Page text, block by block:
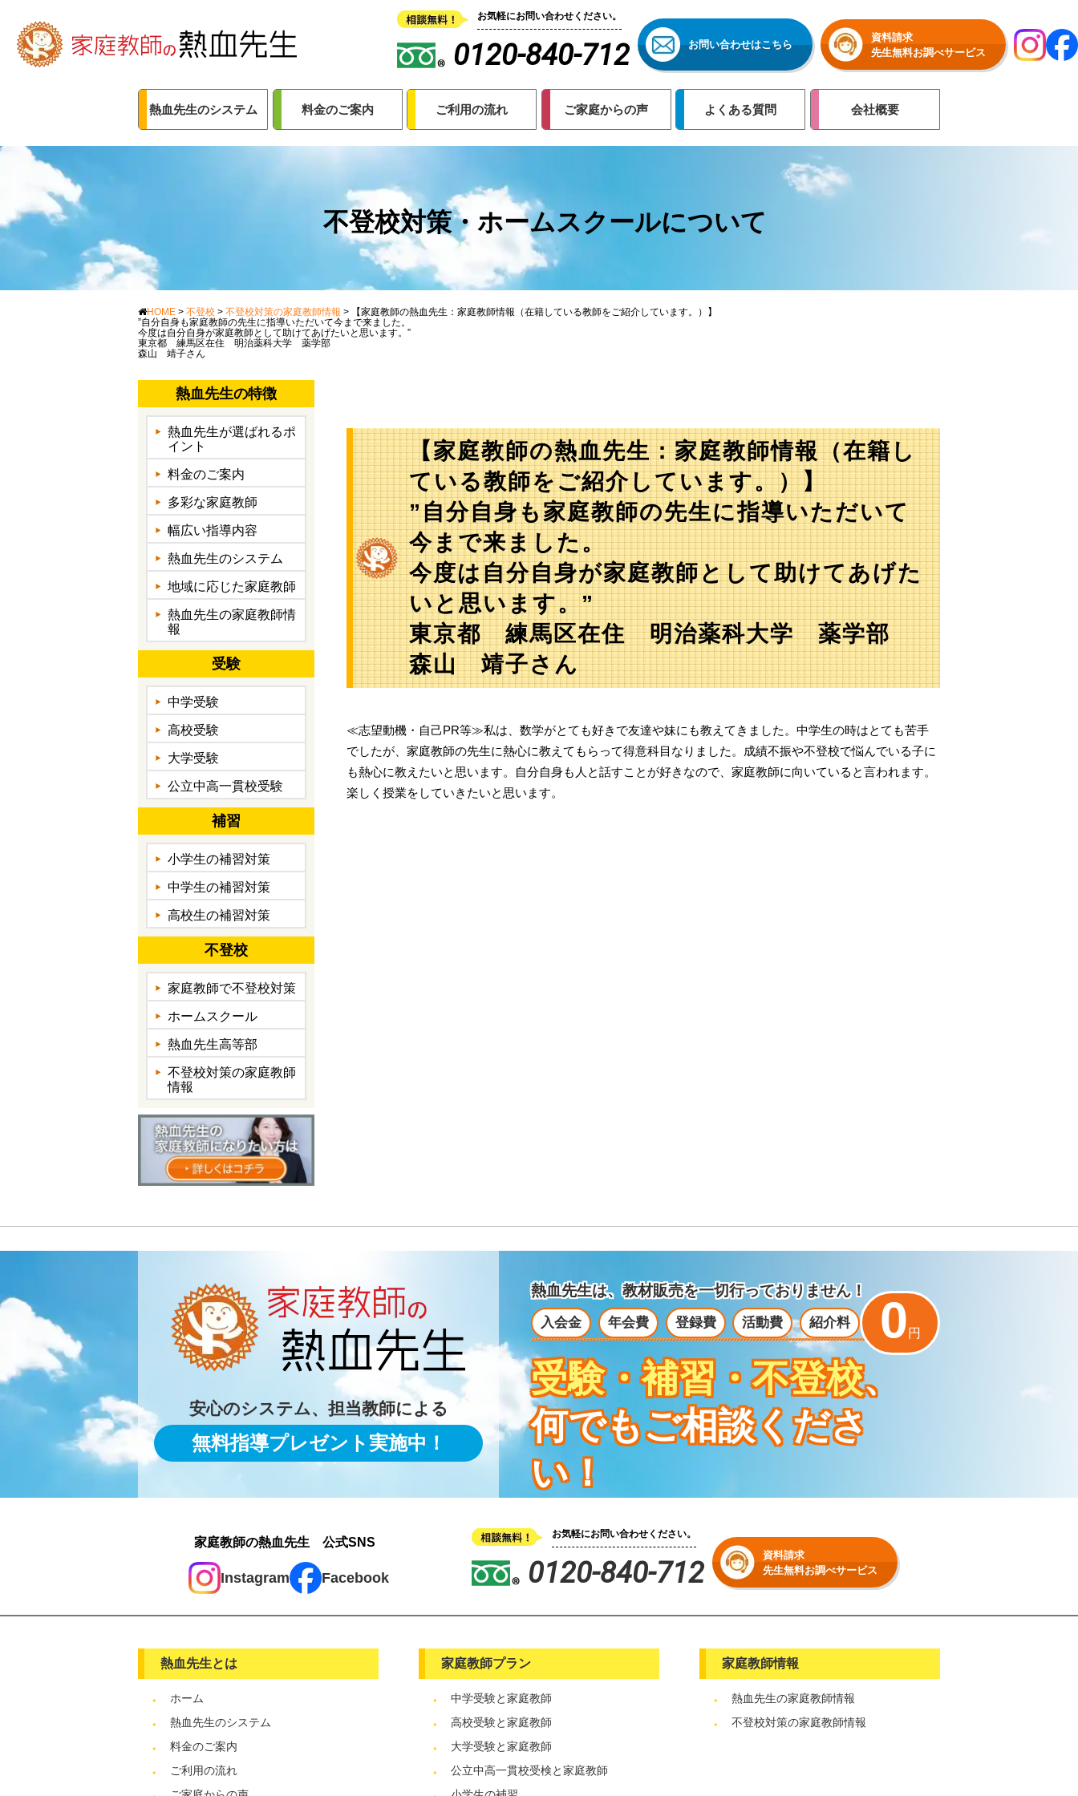
お気軽にお問い合わせください。
0120-840-712 お問い合わせはこちら
資料請求
先生無料お調べサービス
熱血先生のシステム 料金のご案内 ご利用の流れ ご家庭からの声 よくある質問 会社概要
不登校対策・ホームスクールについて
HOME > 不登校 > 不登校対策の家庭教師情報 >
【家庭教師の熱血先生：家庭教師情報（在籍している教師をご紹介しています。）】
”自分自身も家庭教師の先生に指導いただいて今まで来ました。
今度は自分自身が家庭教師として助けてあげたいと思います。”
東京都 練馬区在住 明治薬科大学 薬学部
森山 靖子さん
【家庭教師の熱血先生：家庭教師情報（在籍し
ている教師をご紹介しています。）】
”自分自身も家庭教師の先生に指導いただいて
今まで来ました。
今度は自分自身が家庭教師として助けてあげた
いと思います。”
東京都 練馬区在住 明治薬科大学 薬学部
森山 靖子さん
≪志望動機・自己PR等≫私は、数学がとても好きで友達や妹にも教えてきました。中学生の時はとても苦手
でしたが、家庭教師の先生に熱心に教えてもらって得意科目なりました。成績不振や不登校で悩んでいる子に
も熱心に教えたいと思います。自分自身も人と話すことが好きなので、家庭教師に向いていると言われます。
楽しく授業をしていきたいと思います。
熱血先生の特徴
熱血先生が選ばれるポ
イント
料金のご案内
多彩な家庭教師
幅広い指導内容
熱血先生のシステム
地域に応じた家庭教師
熱血先生の家庭教師情
報
受験
中学受験
高校受験
大学受験
公立中高一貫校受験
補習
小学生の補習対策
中学生の補習対策
高校生の補習対策
不登校
家庭教師で不登校対策
ホームスクール
熱血先生高等部
不登校対策の家庭教師
情報
安心のシステム、担当教師による
無料指導プレゼント実施中！
熱血先生は、教材販売を一切行っておりません！
入会金 年会費 登録費 活動費 紹介料 0 円
受験・補習・不登校、
何でもご相談くださ
い！
家庭教師の熱血先生 公式SNS
Instagram Facebook
お気軽にお問い合わせください。
0120-840-712
資料請求
先生無料お調べサービス
熱血先生とは
ホーム
熱血先生のシステム
料金のご案内
ご利用の流れ
家庭教師プラン
中学受験と家庭教師
高校受験と家庭教師
大学受験と家庭教師
公立中高一貫校受検と家庭教師
家庭教師情報
熱血先生の家庭教師情報
不登校対策の家庭教師情報